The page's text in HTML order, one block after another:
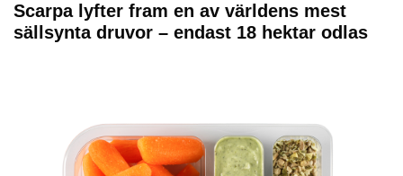
Scarpa lyfter fram en av världens mest
sällsynta druvor – endast 18 hektar odlas